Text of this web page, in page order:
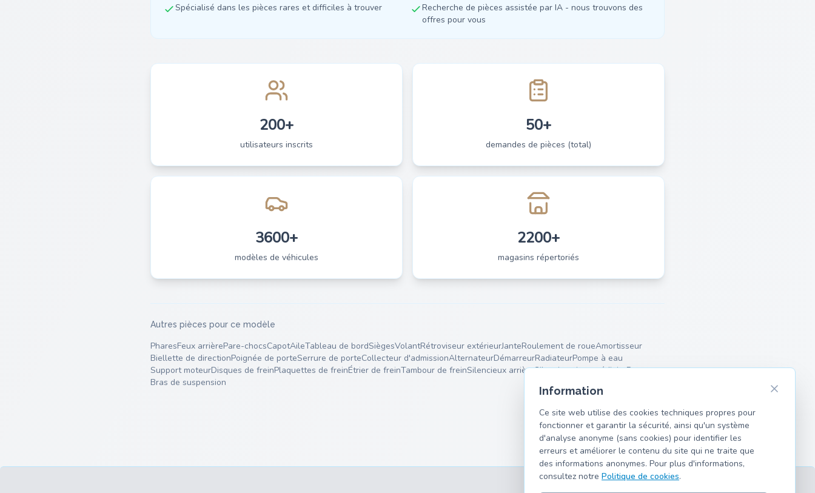
Spécialisé dans les pièces rares et difficiles à trouver
Recherche de pièces assistée par IA - nous trouvons des
offres pour vous
200+
utilisateurs inscrits
50+
demandes de pièces (total)
3600+
modèles de véhicules
2200+
magasins répertoriés
Autres pièces pour ce modèle
PharesFeux arrièrePare-chocsCapotAileTableau de bordSiègesVolantRétroviseur extérieurJanteRoulement de roueAmortisseur
Biellette de directionPoignée de porteSerrure de porteCollecteur d'admissionAlternateurDémarreurRadiateurPompe à eau
Support moteurDisques de freinPlaquettes de freinÉtrier de freinTambour de freinSilencieux arrièreSilencieux intermédiaireRessorts
Bras de suspension
Information
Ce site web utilise des cookies techniques propres pour
fonctionner et garantir la sécurité, ainsi qu'un système
d'analyse anonyme (sans cookies) pour identifier les
erreurs et améliorer le contenu du site qui ne traite que
des informations anonymes. Pour plus d'informations,
consultez notre Politique de cookies.